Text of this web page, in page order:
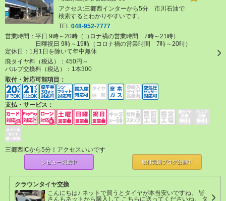
アクセス:三郷西インターから5分 市川石油で
検索するとわかりやすいです。
TEL:048-952-7777
営業時間：平日 9時～20時（コロナ禍の営業時間 7時～21時）
日曜祝日 9時～19時（コロナ禍の営業時間 7時～20時）
定休日： 1月1日を除いて年中無休
廃タイヤ料（税込）： 450円～
バルブ交換料（税込）： 1本300
取付・対応可能項目：
支払・サービス：
三郷西ICから5分！アクセスいいです
レビュー掲載中 取付実績ブログ公開中
クラウンタイヤ交換
こんにちは♪ ネットで買うとタイヤが本当安いですね。 皆
さんもネットから購入して こちらに送ってくださいね。 タ